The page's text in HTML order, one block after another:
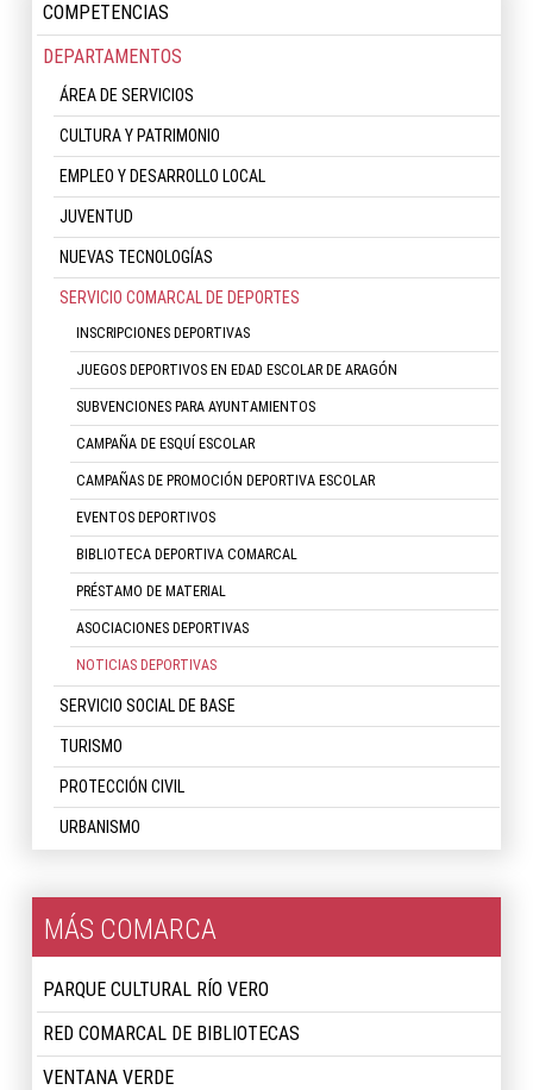
COMPETENCIAS
DEPARTAMENTOS
ÁREA DE SERVICIOS
CULTURA Y PATRIMONIO
EMPLEO Y DESARROLLO LOCAL
JUVENTUD
NUEVAS TECNOLOGÍAS
SERVICIO COMARCAL DE DEPORTES
INSCRIPCIONES DEPORTIVAS
JUEGOS DEPORTIVOS EN EDAD ESCOLAR DE ARAGÓN
SUBVENCIONES PARA AYUNTAMIENTOS
CAMPAÑA DE ESQUÍ ESCOLAR
CAMPAÑAS DE PROMOCIÓN DEPORTIVA ESCOLAR
EVENTOS DEPORTIVOS
BIBLIOTECA DEPORTIVA COMARCAL
PRÉSTAMO DE MATERIAL
ASOCIACIONES DEPORTIVAS
NOTICIAS DEPORTIVAS
SERVICIO SOCIAL DE BASE
TURISMO
PROTECCIÓN CIVIL
URBANISMO
MÁS COMARCA
PARQUE CULTURAL RÍO VERO
RED COMARCAL DE BIBLIOTECAS
VENTANA VERDE